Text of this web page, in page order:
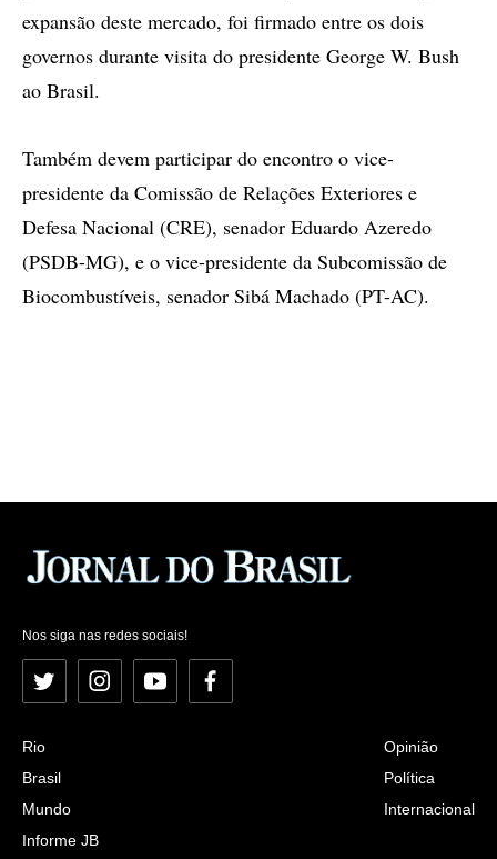
expansão deste mercado, foi firmado entre os dois
governos durante visita do presidente George W. Bush
ao Brasil.
Também devem participar do encontro o vice-
presidente da Comissão de Relações Exteriores e
Defesa Nacional (CRE), senador Eduardo Azeredo
(PSDB-MG), e o vice-presidente da Subcomissão de
Biocombustíveis, senador Sibá Machado (PT-AC).
Nos siga nas redes sociais!
Twitter InstagramYouTubeFacebook
Rio
Brasil
Mundo
Informe JB
Opinião
Política
Internacional